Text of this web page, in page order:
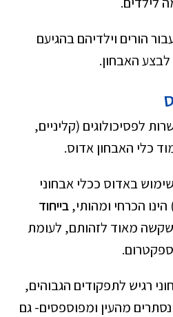
הורים וילדיהם בהגיעם
לבצע האבחון.
לפסיכולוגים (קליניים,
כלי האבחון אדוס.
באדוס ככלי אבחוני
הכרחי ומהותי,בייחוד
שקשה מאוד לזהותם, לעומת
רגיש לתפקודים הגבוהים,
מהעין ומפוספסים- גם